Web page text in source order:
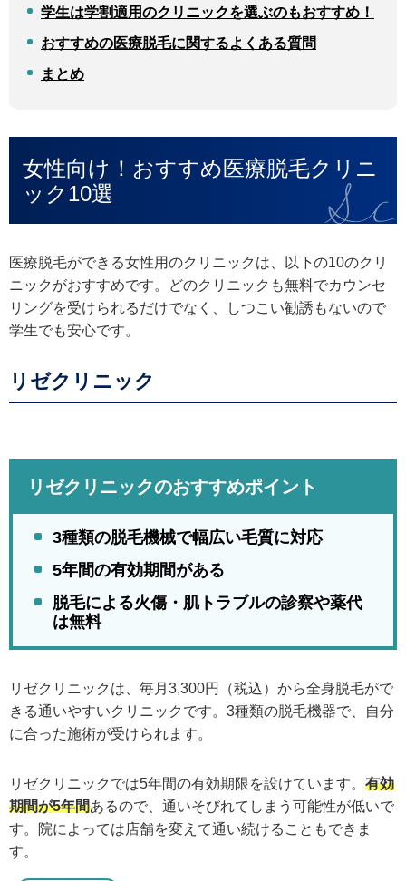
学生は学割適用のクリニックを選ぶのもおすすめ！
おすすめの医療脱毛に関するよくある質問
まとめ
女性向け！おすすめ医療脱毛クリニ
ック10選
医療脱毛ができる女性用のクリニックは、以下の10のクリ
ニックがおすすめです。どのクリニックも無料でカウンセ
リングを受けられるだけでなく、しつこい勧誘もないので
学生でも安心です。
リゼクリニック
リゼクリニックのおすすめポイント
3種類の脱毛機械で幅広い毛質に対応
5年間の有効期間がある
脱毛による火傷・肌トラブルの診察や薬代
は無料
リゼクリニックは、毎月3,300円（税込）から全身脱毛がで
きる通いやすいクリニックです。3種類の脱毛機器で、自分
に合った施術が受けられます。
リゼクリニックでは5年間の有効期限を設けています。 有効
期間が5年間あるので、通いそびれてしまう可能性が低いで
す。院によっては店舗を変えて通い続けることもできま
す。